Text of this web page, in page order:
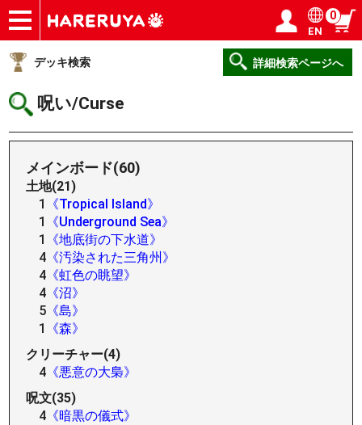
ショップ
買取
記事
デッキ検索
デッキ構築
選手一覧
店舗一覧
イベント
ヘルプ
お問い合わせ ログイン／会員登録
EN
0
デッキ検索 詳細検索ページへ
呪い/Curse
メインボード(60)
土地(21)
1
《Tropical Island》
1
《Underground Sea》
1
《地底街の下水道》
4 《汚染された三角州》
4 《虹色の眺望》
4 《沼》
5 《島》
1
《森》
クリーチャー(4)
4 《悪意の大梟》
呪文(35)
4 《暗黒の儀式》